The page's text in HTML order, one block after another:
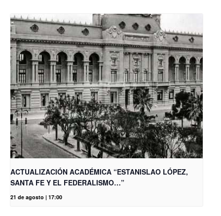
ACTUALIZACIÓN ACADÉMICA “ESTANISLAO LÓPEZ,
SANTA FE Y EL FEDERALISMO…”
21 de agosto | 17:00